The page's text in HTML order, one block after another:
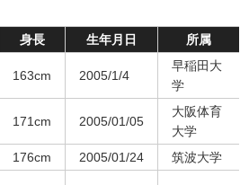
身長 生年月日 所属
163cm 2005/1/4
早稲田大
学
171cm 2005/01/05
大阪体育
大学
176cm 2005/01/24
筑波大学